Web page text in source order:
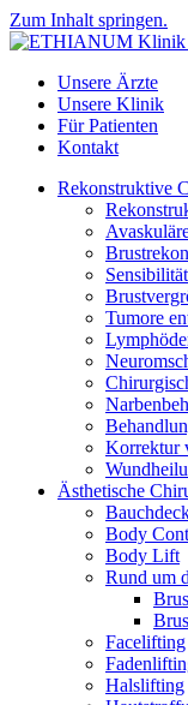
Zum Inhalt springen.
Unsere Ärzte
Unsere Klinik
Für Patienten
Kontakt
Rekonstruktive
Tumore
Korrektur
Ästhetische
Body
Body Lift
Rund um
Facelifting
Halslifting